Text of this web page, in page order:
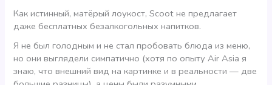
Как истинный, матёрый лоукост, Scoot не предлагает
даже бесплатных безалкогольных напитков.
Я не был голодным и не стал пробовать блюда из меню,
но они выглядели симпатично (хотя по опыту Air Asia я
знаю, что внешний вид на картинке и в реальности — две